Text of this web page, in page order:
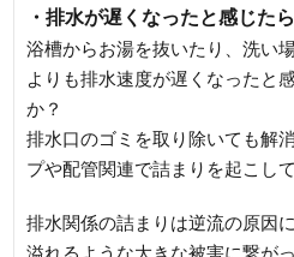
・排水が遅くなったと感じたら
浴槽からお湯を抜いたり、洗い
よりも排水速度が遅くなったと
か？
排水口のゴミを取り除いても解
プや配管関連で詰まりを起こし
排水関係の詰まりは逆流の原因